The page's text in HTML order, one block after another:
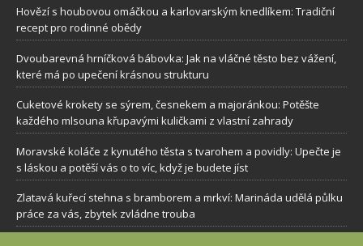
Hovězí s houbovou omáčkou a karlovarským knedlíkem: Tradiční
recept pro rodinné obědy
Dvoubarevná hrníčková bábovka: Jak na vláčné těsto bez vážení,
které má po upečení krásnou strukturu
Cuketové krokety se sýrem, česnekem a majoránkou: Potěšte
každého mlsouna křupavými kuličkami z vlastní zahrady
Moravské koláče z kynutého těsta s tvarohem a povidly: Upečte je
s láskou a potěší vás o to víc, když je budete jíst
Zlatavá kuřecí stehna s bramborem a mrkví: Marináda udělá půlku
práce za vás, zbytek zvládne trouba